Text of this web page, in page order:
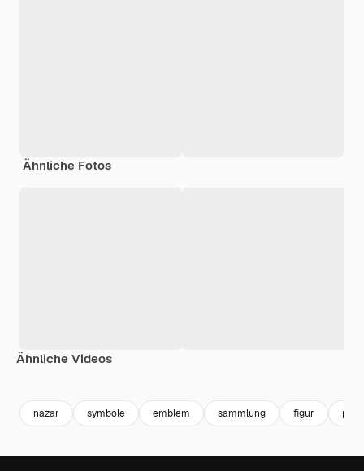
Ähnliche Fotos
Ähnliche Videos
nazar symbole emblem sammlung figur pack